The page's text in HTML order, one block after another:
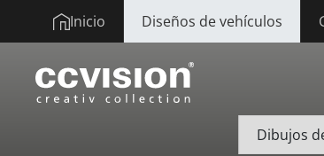
Inicio Diseños de vehículos